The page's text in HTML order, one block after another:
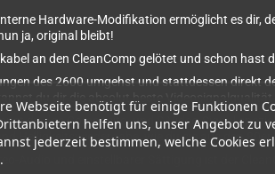
Webseite benötigt für einige Funktionen
helfen uns, unser Angebot zu
jederzeit bestimmen, welche Cookies
Hardware-Modifikation ermöglicht es
ja, original bleibt!
an den CleanComp gelötet und schon
des 2600 umgehst und stattdessen direkt
du dir die absolut beste Videosignalqualität
du das Composite- und S-Video-Signal
Helligkeitswiedergabe, wie du sie aus den
Audio und einstellbarer Sättigung ist der